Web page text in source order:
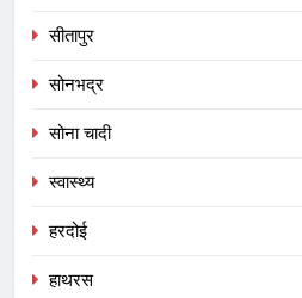
सीतापुर
सोनभद्र
सोना चादी
स्वास्थ्य
हरदोई
हाथरस